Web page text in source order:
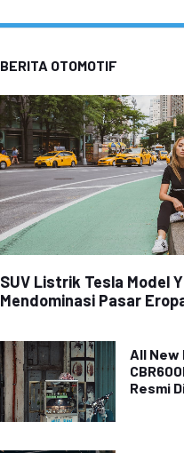
BERITA OTOMOTIF
SUV Listrik Tesla Model Y
Mendominasi Pasar
All New
Resmi